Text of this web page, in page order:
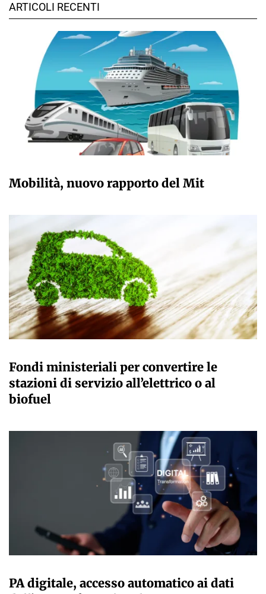
ARTICOLI RECENTI
Mobilità, nuovo rapporto del Mit
Fondi ministeriali per convertire le
stazioni di servizio all’elettrico o al
biofuel
PA digitale, accesso automatico ai dati